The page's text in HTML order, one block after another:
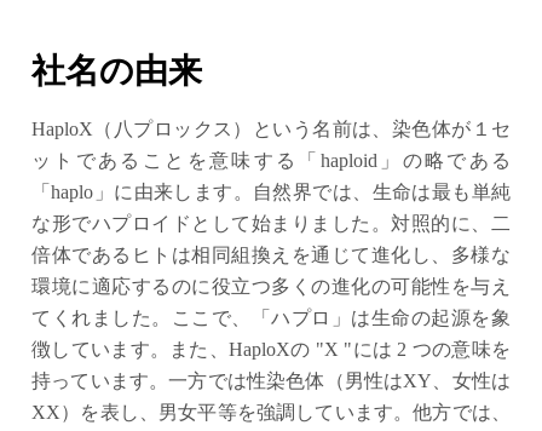
社名の由来
HaploX（八プロックス）という名前は、染色体が１セ
ットであることを意味する「haploid」の略である
「haplo」に由来します。自然界では、生命は最も単純
な形でハプロイドとして始まりました。対照的に、二
倍体であるヒトは相同組換えを通じて進化し、多様な
環境に適応するのに役立つ多くの進化の可能性を与え
てくれました。ここで、「ハプロ」は生命の起源を象
徴しています。また、HaploXの "X "には 2 つの意味を
持っています。一方では性染色体（男性はXY、女性は
XX）を表し、男女平等を強調しています。他方では、